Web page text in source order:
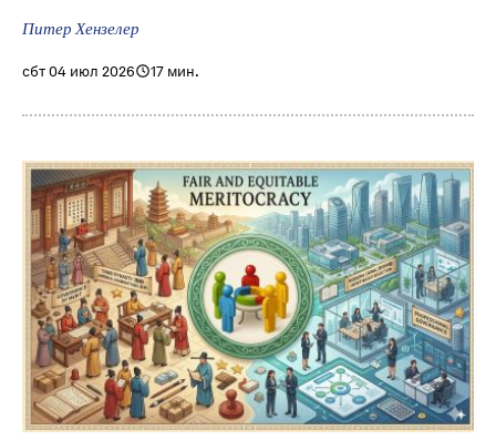
Питер Хензелер
сбт 04 июл 2026 17 мин.